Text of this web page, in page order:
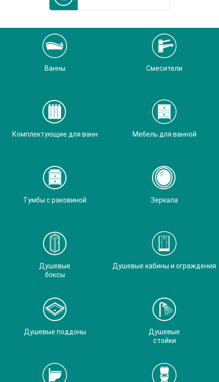
Ванны Смесители
Комплектующие для ванн Мебель для ванной
Тумбы с раковиной Зеркала
Душевые
боксы
Душевые кабины и ограждения
Душевые поддоны
Душевые
стойки